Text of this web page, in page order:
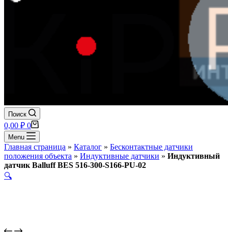
Поиск
Корзина
0,00 ₽ 0
Menu
Главная страница » Каталог » Бесконтактные датчики
положения объекта » Индуктивные датчики » Индуктивный
датчик Balluff BES 516-300-S166-PU-02
🔍